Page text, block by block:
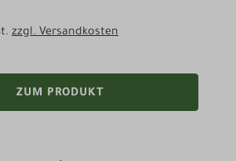
zzgl. Versandkosten
ZUM PRODUKT